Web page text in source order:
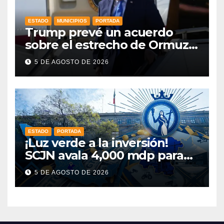
ESTADO MUNICIPIOS PORTADA
Trump prevé un acuerdo
sobre el estrecho de Ormuz
esta misma semana
5 DE AGOSTO DE 2026
ESTADO PORTADA
¡Luz verde a la inversión!
SCJN avala 4,000 mdp para
Guanajuato: ¿en qué se usará
este dinero?
5 DE AGOSTO DE 2026